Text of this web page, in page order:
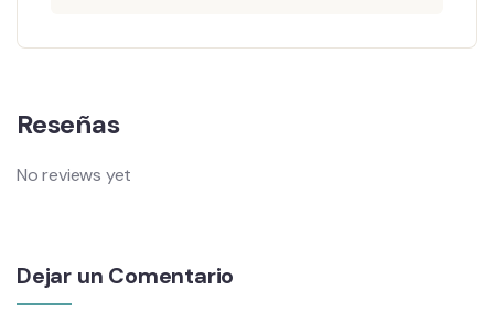
Reseñas
No reviews yet
Dejar un Comentario